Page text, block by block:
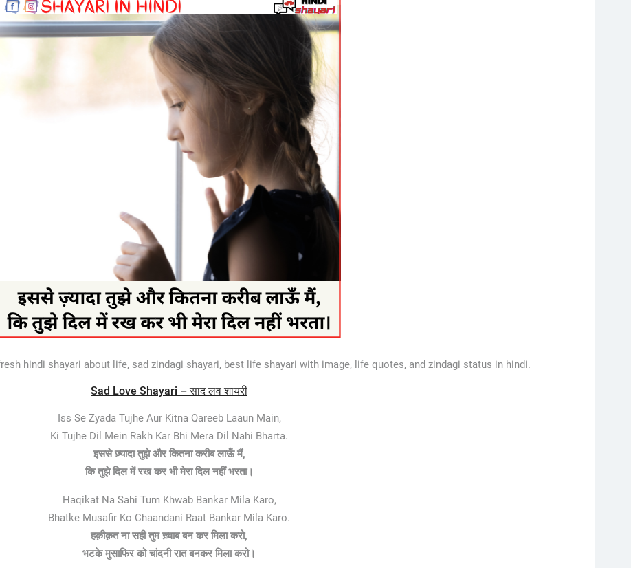
hindi shayari about life, sad zindagi shayari, best life shayari with image, life quotes, and zindagi status in hindi.
Sad Love Shayari – साद लव शायरी
Iss Se Zyada Tujhe Aur Kitna Qareeb Laaun Main,
Ki Tujhe Dil Mein Rakh Kar Bhi Mera Dil Nahi Bharta.
इससे ज़्यादा तुझे और कितना करीब लाऊँ मैं,
कि तुझे दिल में रख कर भी मेरा दिल नहीं भरता।
Haqikat Na Sahi Tum Khwab Bankar Mila Karo,
Bhatke Musafir Ko Chaandani Raat Bankar Mila Karo.
हक़ीक़त ना सही तुम ख़्वाब बन कर मिला करो,
भटके मुसाफिर को चांदनी रात बनकर मिला करो।